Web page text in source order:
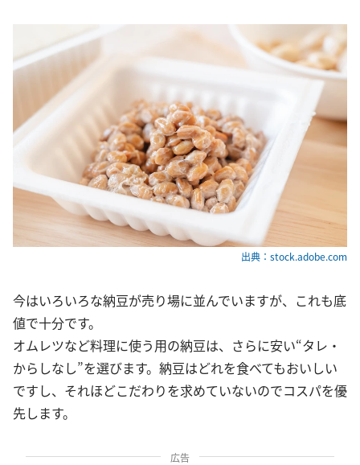
出典：stock.adobe.com
今はいろいろな納豆が売り場に並んでいますが、これも底
値で十分です。
オムレツなど料理に使う用の納豆は、さらに安い“タレ・
からしなし”を選びます。納豆はどれを食べてもおいしい
ですし、それほどこだわりを求めていないのでコスパを優
先します。
広告